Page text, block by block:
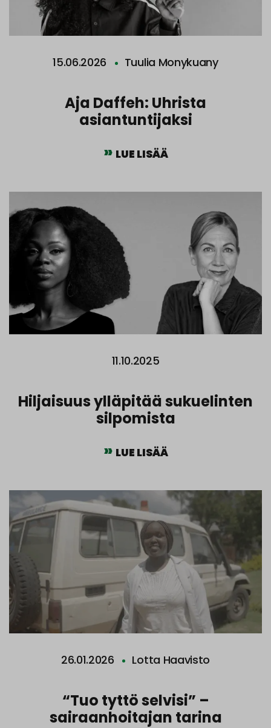
15.06.2026 Tuulia Monykuany
Aja Daffeh: Uhrista
asiantuntijaksi
LUE LISÄÄ
11.10.2025
Hiljaisuus ylläpitää sukuelinten
silpomista
LUE LISÄÄ
26.01.2026 Lotta Haavisto
“Tuo tyttö selvisi” –
sairaanhoitajan tarina